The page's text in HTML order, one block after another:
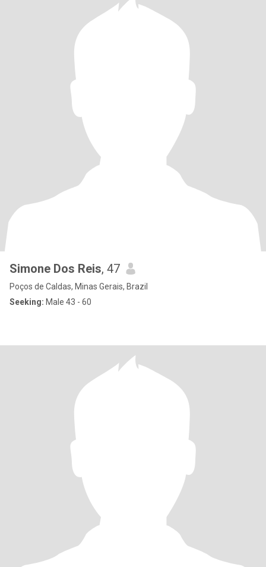
Simone Dos Reis, 47
Poços de Caldas, Minas Gerais, Brazil
Seeking: Male 43 - 60